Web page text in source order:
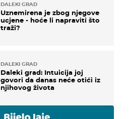
DALEKI GRAD
Uznemirena je zbog njegove
ucjene - hoće li napraviti što
traži?
DALEKI GRAD
Daleki grad: Intuicija joj
govori da danas neće otići iz
njihovog života